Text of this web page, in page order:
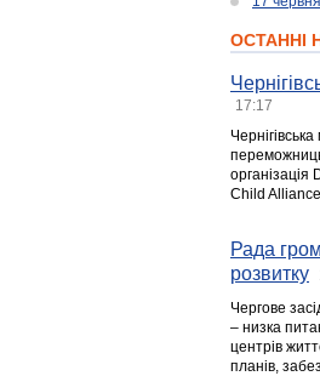
ОСТАННІ
17:17
переможниць
Child Alliance
Рада
розвитку
Чергове
– низка
центрів
планів,